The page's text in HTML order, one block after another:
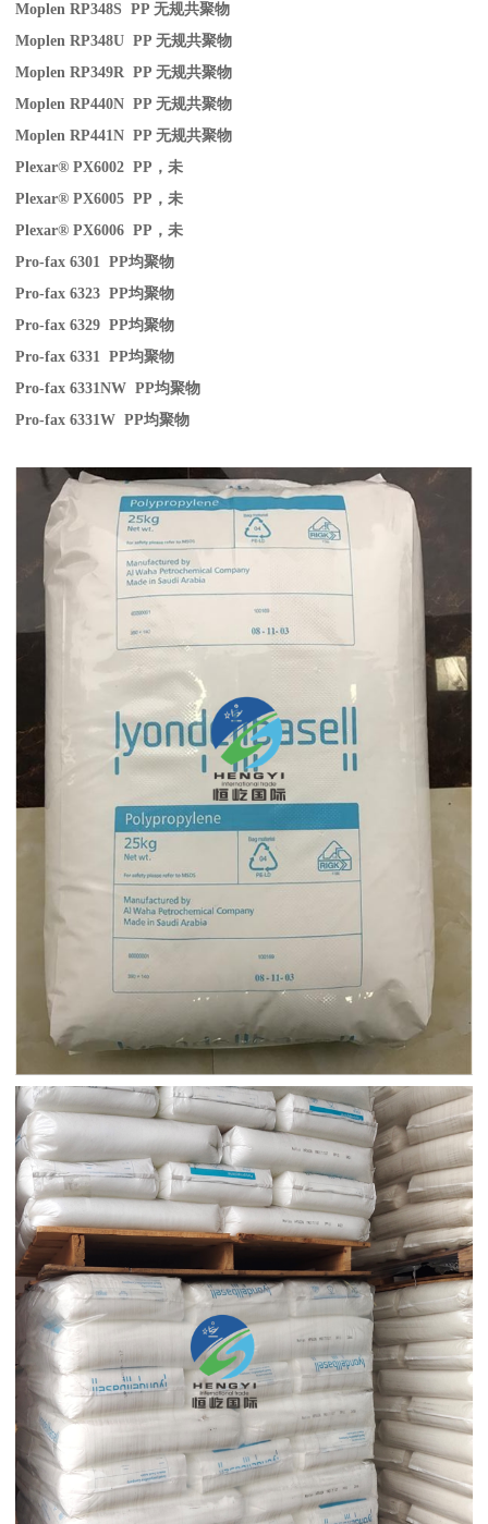
Moplen RP348S PP无规共聚物
Moplen RP348U PP无规共聚物
Moplen RP349R PP无规共聚物
Moplen RP440N PP无规共聚物
Moplen RP441N PP无规共聚物
Plexar® PX6002 PP ，未
Plexar® PX6005 PP ，未
Plexar® PX6006 PP ，未
Pro-fax 6301 PP均聚物
Pro-fax 6323 PP均聚物
Pro-fax 6329 PP均聚物
Pro-fax 6331 PP均聚物
Pro-fax 6331NW PP均聚物
Pro-fax 6331W PP均聚物